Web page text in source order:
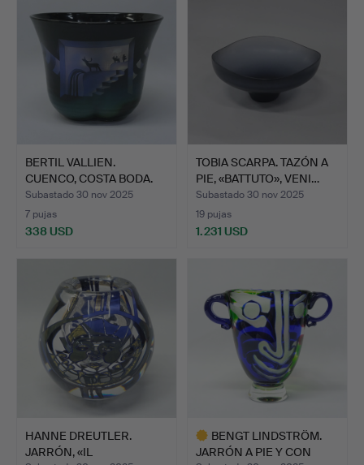
BERTIL VALLIEN.
CUENCO, COSTA BODA.
Subastado 30 nov 2025
7 pujas
338 USD
TOBIA SCARPA. TAZÓN A
PIE, «BATTUTO», VENI…
Subastado 30 nov 2025
19 pujas
1.231 USD
HANNE DREUTLER.
JARRÓN, «IL
BENGT LINDSTRÖM.
JARRÓN A PIE Y CON